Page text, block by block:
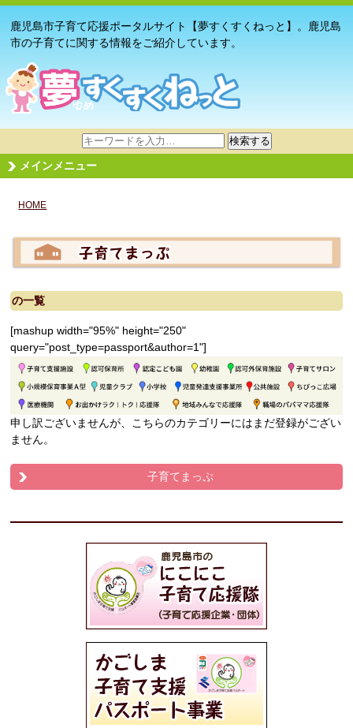
鹿児島市子育て応援ポータルサイト【夢すくすくねっと】。鹿児島
市の子育てに関する情報をご紹介しています。
サ
イ
ト
検索する
メインメニュー
HOME
の一覧
[mashup width="95%" height="250"
query="post_type=passport&author=1"]
申し訳ございませんが、こちらのカテゴリーにはまだ登録がござい
ません。
子育てまっぷ